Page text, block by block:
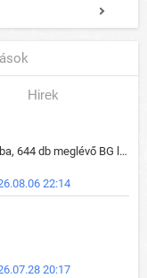
Hirek
149 új BG lap került be az adatbázisba, 644 db meglévő BG lap módosult, bekerültek az új képek a megváltozott lapokhoz is.
22:14
20:17